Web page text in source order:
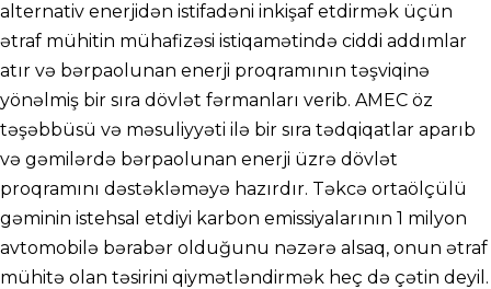
alternativ enerjidən istifadəni inkişaf etdirmək üçün
ətraf mühitin mühafizəsi istiqamətində ciddi addımlar
atır və bərpaolunan enerji proqramının təşviqinə
yönəlmiş bir sıra dövlət fərmanları verib. AMEC öz
təşəbbüsü və məsuliyyəti ilə bir sıra tədqiqatlar aparıb
və gəmilərdə bərpaolunan enerji üzrə dövlət
proqramını dəstəkləməyə hazırdır. Təkcə ortaölçülü
gəminin istehsal etdiyi karbon emissiyalarının 1 milyon
avtomobilə bərabər olduğunu nəzərə alsaq, onun ətraf
mühitə olan təsirini qiymətləndirmək heç də çətin deyil.